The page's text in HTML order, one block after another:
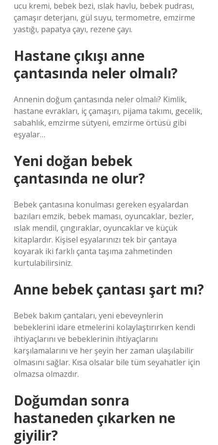
ucu kremi, bebek bezi, ıslak havlu, bebek pudrası,
çamaşır deterjanı, gül suyu, termometre, emzirme
yastığı, papatya çayı, rezene çayı.
Hastane çıkışı anne
çantasında neler olmalı?
Annenin doğum çantasında neler olmalı? Kimlik,
hastane evrakları, iç çamaşırı, pijama takımı, gecelik,
sabahlık, emzirme sütyeni, emzirme örtüsü gibi
eşyalar…
Yeni doğan bebek
çantasında ne olur?
Bebek çantasına konulması gereken eşyalardan
bazıları emzik, bebek maması, oyuncaklar, bezler,
ıslak mendil, çıngıraklar, oyuncaklar ve küçük
kitaplardır. Kişisel eşyalarınızı tek bir çantaya
koyarak iki farklı çanta taşıma zahmetinden
kurtulabilirsiniz.
Anne bebek çantası şart mı?
Bebek bakım çantaları, yeni ebeveynlerin
bebeklerini idare etmelerini kolaylaştırırken kendi
ihtiyaçlarını ve bebeklerinin ihtiyaçlarını
karşılamalarını ve her şeyin her zaman ulaşılabilir
olmasını sağlar. Kısa olsalar bile tüm seyahatler için
olmazsa olmazdır.
Doğumdan sonra
hastaneden çıkarken ne
giyilir?